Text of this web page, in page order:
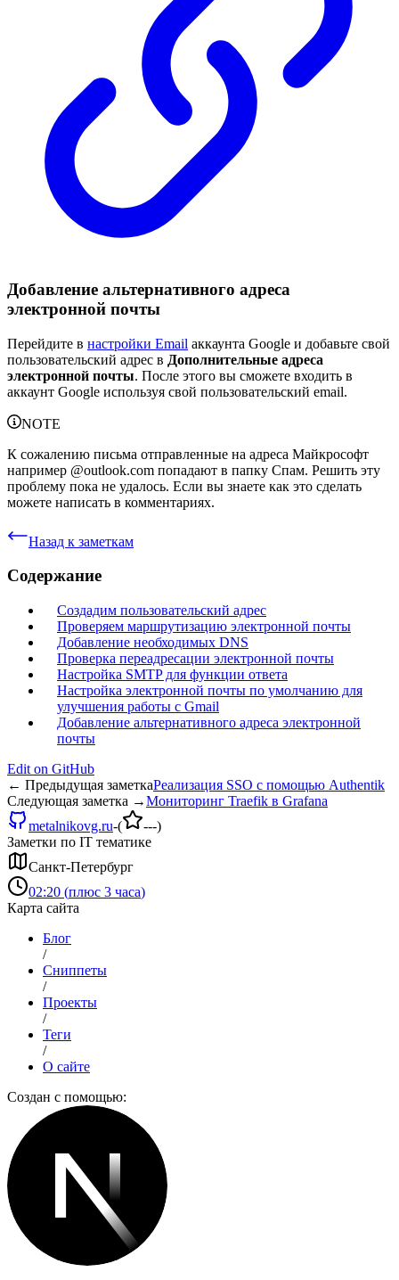
Добавление альтернативного адреса
электронной почты
Перейдите в настройки Email аккаунта Google и добавьте свой
пользовательский адрес в Дополнительные адреса
электронной почты. После этого вы сможете входить в
аккаунт Google используя свой пользовательский email.
NOTE
К сожалению письма отправленные на адреса Майкрософт
например @outlook.com попадают в папку Спам. Решить эту
проблему пока не удалось. Если вы знаете как это сделать
можете написать в комментариях.
Назад к заметкам
Содержание
Создадим пользовательский адрес
Проверяем маршрутизацию электронной почты
Добавление необходимых DNS
Проверка переадресации электронной почты
Настройка SMTP для функции ответа
Настройка электронной почты по умолчанию для
улучшения работы с Gmail
Добавление альтернативного адреса электронной
почты
Edit on GitHub
← Предыдущая заметкаРеализация SSO с помощью Authentik
Следующая заметка →Мониторинг Traefik в Grafana
metalnikovg.ru-( ---)
Заметки по IT тематике
Санкт-Петербург
02:20 (плюс 3 часа)
Карта сайта
Блог
/
Сниппеты
/
Проекты
/
Теги
/
О сайте
Создан с помощью: